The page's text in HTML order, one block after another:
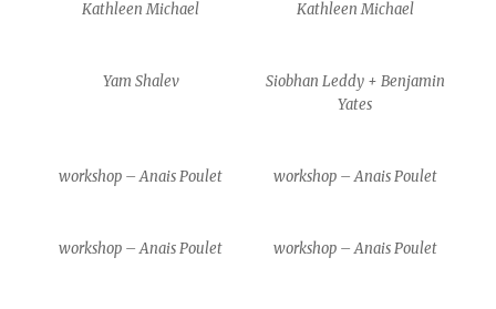
Kathleen Michael Kathleen Michael
Yam Shalev
Siobhan Leddy + Benjamin
Yates
workshop – Anais Poulet workshop – Anais Poulet
workshop – Anais Poulet workshop – Anais Poulet